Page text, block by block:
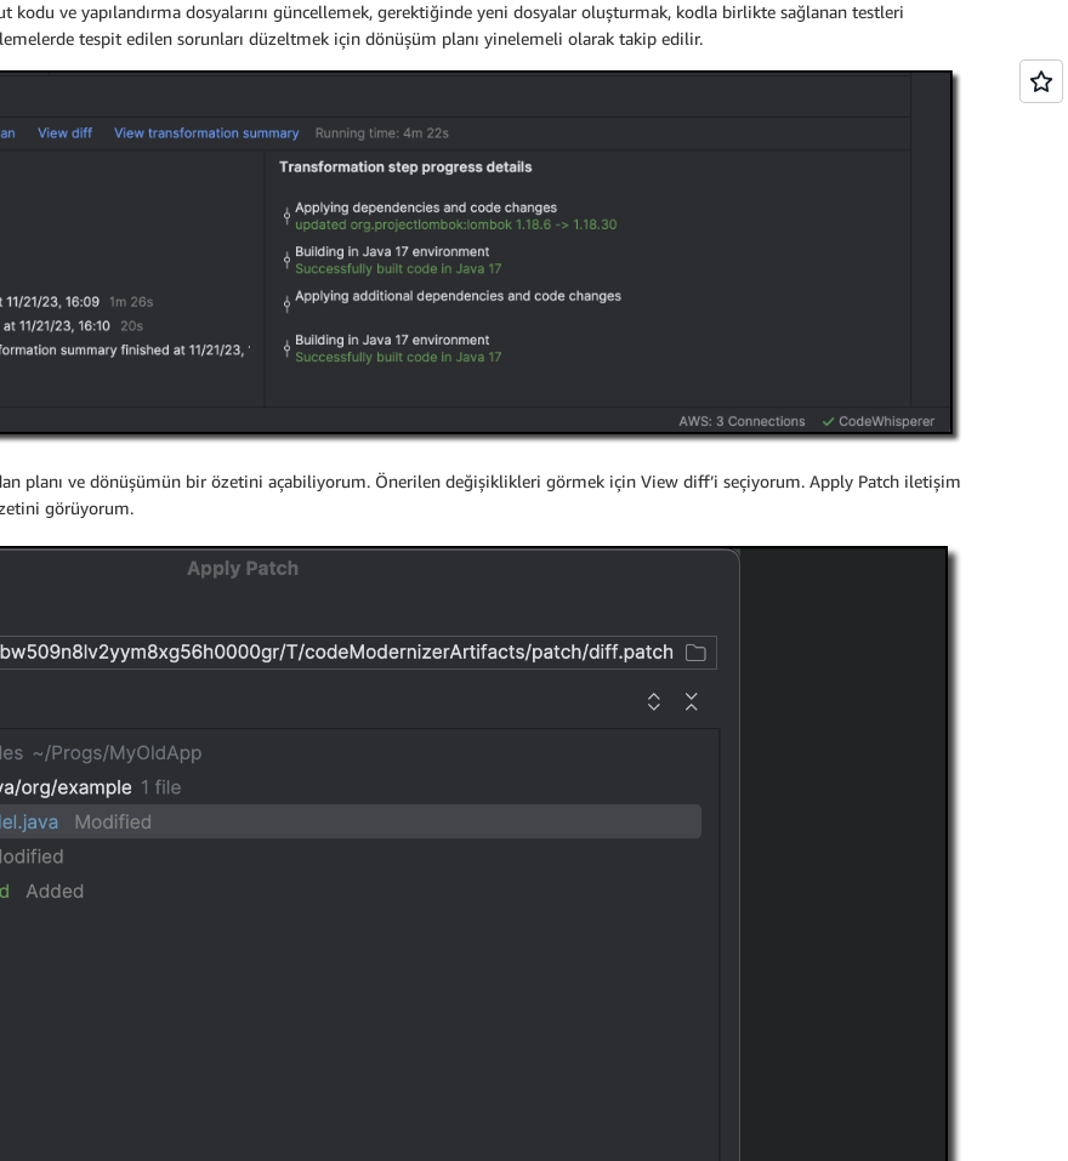
kodu ve yapılandırma dosyalarını güncellemek, gerektiğinde yeni dosyalar oluşturmak, kodla birlikte sağlanan testleri
tespit edilen sorunları düzeltmek için dönüşüm planı yinelemeli olarak takip edilir.
planı ve dönüşümün bir özetini açabiliyorum. Önerilen değişiklikleri görmek için View diff’i seçiyorum. Apply Patch iletişim
görüyorum.